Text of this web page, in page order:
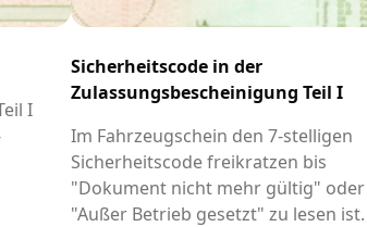
I
Sicherheitscode in der
Zulassungsbescheinigung Teil I
Im Fahrzeugschein den 7-stelligen
Sicherheitscode freikratzen bis
"Dokument nicht mehr gültig" oder
"Außer Betrieb gesetzt" zu lesen ist.